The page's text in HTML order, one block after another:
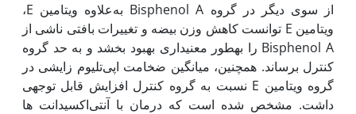
از سوی دیگر در گروه Bisphenol A به‌علاوه ویتامین E،
ویتامین E توانست کاهش وزن بیضه و تغییرات بافتی ناشی از
Bisphenol A را به‏طور معنی­داری بهبود بخشد و به حد گروه
کنترل برساند. همچنین، میانگین ضخامت اپی‌تلیوم زایشی در
گروه ویتامین E نسبت به گروه کنترل افزایش قابل توجهی
داشت. مشخص شده است که درمان با آنتی‌اکسیدانت ها